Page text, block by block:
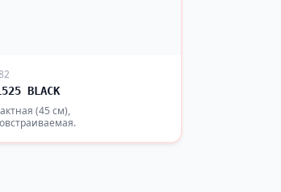
BLACK
(45 см),